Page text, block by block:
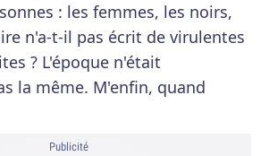
: les femmes, les noirs,
n'a-t-il pas écrit de virulentes
? L'époque n'était
la même. M'enfin, quand
Publicité